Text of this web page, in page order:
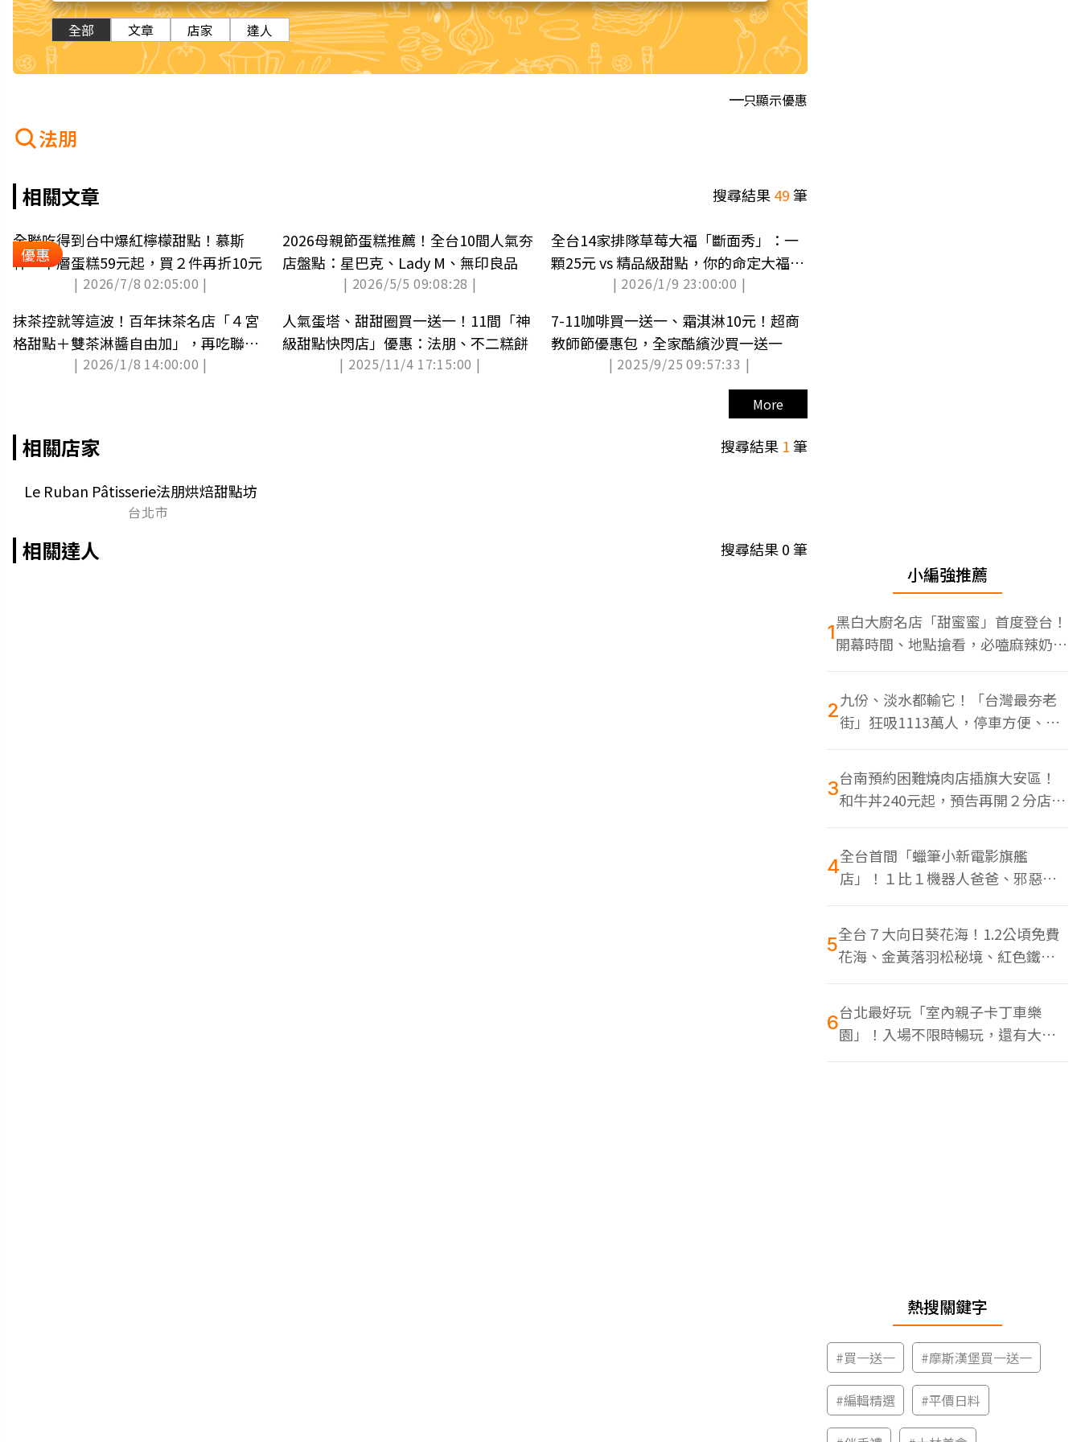
全部 文章 店家 達人
只顯示優惠
法朋
相關文章 搜尋結果49筆
優惠
全聯吃得到台中爆紅檸檬甜點！慕斯
杯、千層蛋糕59元起，買２件再折10元
| 2026/7/8 02:05:00 |
2026母親節蛋糕推薦！全台10間人氣夯
店盤點：星巴克、Lady M、無印良品
| 2026/5/5 09:08:28 |
全台14家排隊草莓大福「斷面秀」：一
顆25元 vs 精品級甜點，你的命定大福是
| 2026/1/9 23:00:00 |
抹茶控就等這波！百年抹茶名店「４宮
格甜點＋雙茶淋醬自由加」，再吃聯名
| 2026/1/8 14:00:00 |
人氣蛋塔、甜甜圈買一送一！11間「神
級甜點快閃店」優惠：法朋、不二糕餅
| 2025/11/4 17:15:00 |
7-11咖啡買一送一、霜淇淋10元！超商
教師節優惠包，全家酷繽沙買一送一
| 2025/9/25 09:57:33 |
More
相關店家 搜尋結果 1筆
Le Ruban Pâtisserie法朋烘焙甜點坊
台北市
相關達人 搜尋結果0筆
小編強推薦
1黑白大廚名店「甜蜜蜜」首度登台！
開幕時間、地點搶看，必嗑麻辣奶油
蝦
2九份、淡水都輸它！「台灣最夯老
街」狂吸1113萬人，停車方便、特
色美食多
3台南預約困難燒肉店插旗大安區！
和牛丼240元起，預告再開２分店、
地點曝光
4全台首間「蠟筆小新電影旗艦
店」！１比１機器人爸爸、邪惡正
男，百款周邊買翻
5全台７大向日葵花海！1.2公頃免費
花海、金黃落羽松秘境、紅色鐵橋
同框
6台北最好玩「室內親子卡丁車樂
園」！入場不限時暢玩，還有大螢
幕Switch遊戲區
熱搜關鍵字
#買一送一 #摩斯漢堡買一送一
#編輯精選 #平價日料